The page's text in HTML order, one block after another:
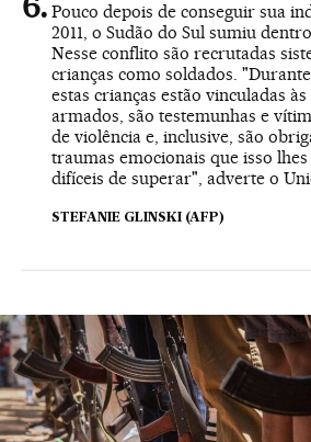
Pouco depois de conseguir sua
2011, o Sudão do Sul sumiu
Nesse conflito são recrutadas
crianças como soldados.
estas crianças estão vinculadas
armados, são testemunhas e
de violência e, inclusive, são
traumas emocionais que isso
difíceis de superar", adverte o
STEFANIE GLINSKI (AFP)